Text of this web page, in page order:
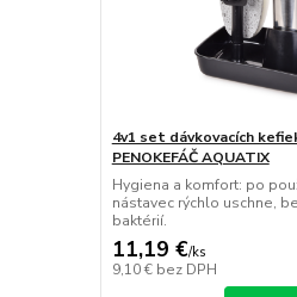
4v1 set dávkovacích
PENOKEFÁČ AQUATIX
Hygiena a komfort: po
nástavec rýchlo uschne,
baktérií.
11,19 €/ks
9,10 € bez DPH